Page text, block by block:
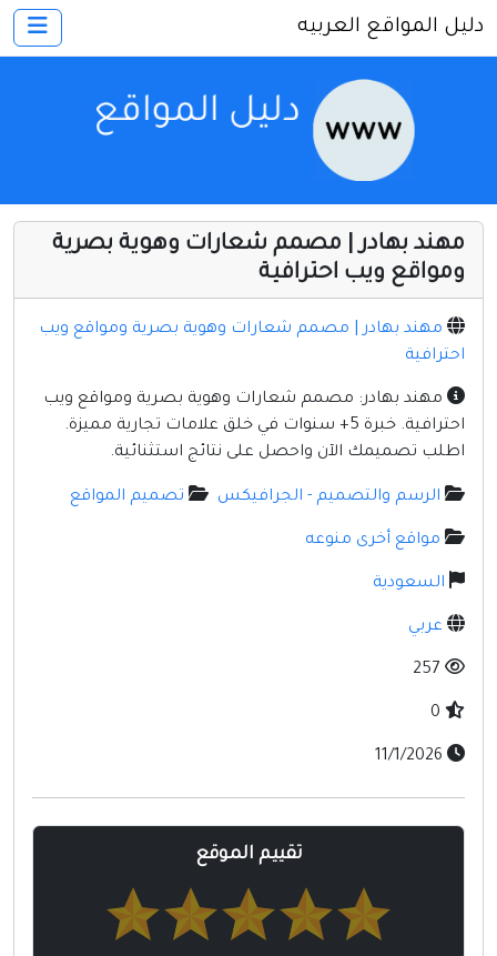
اتصل بنا
أخرى ومنوعه
إنترنت وشبكات
الأسرة والترفيه
منتديات
مواقع إخباريه
مواقع إسلامية
دليل المواقع العربيه
مهند بهادر | مصمم شعارات وهوية بصرية
ومواقع ويب احترافية
مهند بهادر | مصمم شعارات وهوية بصرية ومواقع ويب
احترافية
مهند بهادر: مصمم شعارات وهوية بصرية ومواقع ويب
احترافية. خبرة 5+ سنوات في خلق علامات تجارية مميزة.
اطلب تصميمك الآن واحصل على نتائج استثنائية.
الرسم والتصميم - الجرافيكس تصميم المواقع
مواقع أخرى منوعه
السعودية
عربي
تقييم الموقع